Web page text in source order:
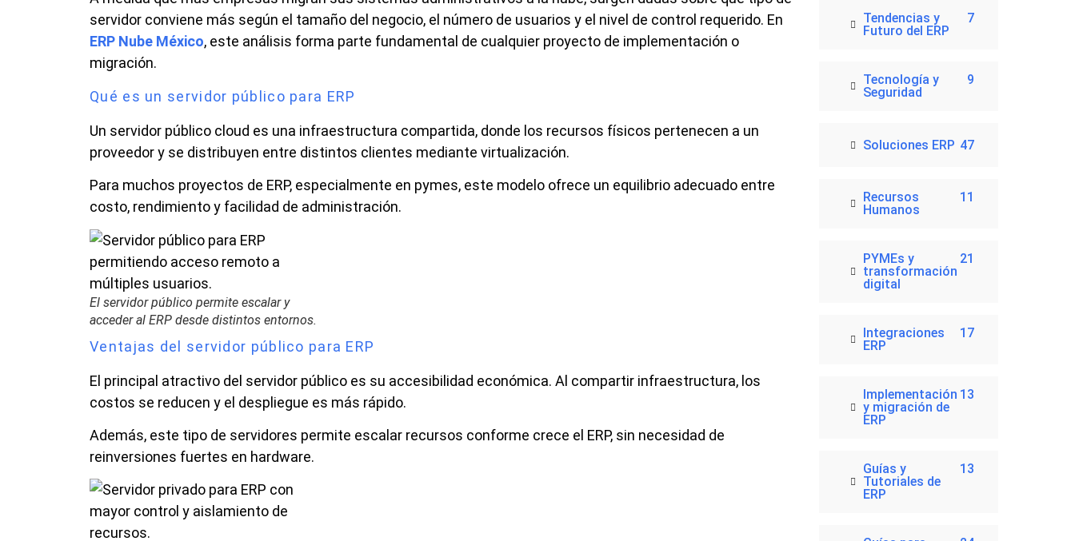
servidor conviene más según el tamaño del negocio, el número de usuarios y el nivel de control requerido. En
ERP Nube México, este análisis forma parte fundamental de cualquier proyecto de implementación o
migración.
Qué es un servidor público para ERP
Un servidor público cloud es una infraestructura compartida, donde los recursos físicos pertenecen a un
proveedor y se distribuyen entre distintos clientes mediante virtualización.
Para muchos proyectos de ERP, especialmente en pymes, este modelo ofrece un equilibrio adecuado entre
costo, rendimiento y facilidad de administración.
El servidor público permite escalar y
acceder al ERP desde distintos entornos.
Ventajas del servidor público para ERP
El principal atractivo del servidor público es su accesibilidad económica. Al compartir infraestructura, los
costos se reducen y el despliegue es más rápido.
Además, este tipo de servidores permite escalar recursos conforme crece el ERP, sin necesidad de
reinversiones fuertes en hardware.
Tendencias y
Futuro del ERP
7
Tecnología y
Seguridad
9
Soluciones ERP 47
Recursos
Humanos
11
PYMEs y
transformación
digital
21
Integraciones
ERP
17
Implementación
y migración de
ERP
13
Guías y
Tutoriales de
ERP
13